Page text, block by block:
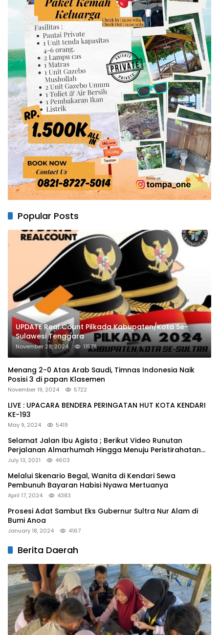
Popular Posts
UPDATE Real Count Pilkada Kabupaten/Kota Se-
Sulawesi Tenggara
November 28, 2024 11579
Menang 2-0 Atas Arab Saudi, Timnas Indonesia Naik
Posisi 3 di papan Klasemen
November 19, 2024 5722
LIVE : UPACARA BENDERA PERINGATAN HUT KOTA KENDARI
KE-193
May 9, 2024 5419
Selamat Jalan Ibu Agista ; Berikut Video Runutan
Perjalanan Almarhumah Hingga Menuju Peristirahatan
Terakhir
July 13, 2021 4603
Melalui Skenario Begal, Wanita di Kendari Sewa
Pembunuh Bayaran Habisi Nyawa Mertuanya
April 17, 2024 4383
Prosesi Adat Sambut Eks Gubernur Sultra Nur Alam di
Bumi Anoa
January 18, 2024 4167
Berita Daerah